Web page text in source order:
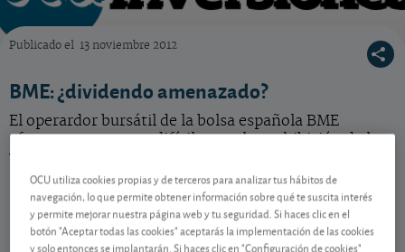
Publicado el 13 noviembre 2012
BME: ¿dividendo amenazado?
El operardor bursátil de la bolsa española BME
afronta unos meses difíciles por la prohibición de las
ventas a corto. ¿Pasará factura a su dividendo?
Contenido reservado a SOCIOS
OCU utiliza cookies propias y de terceros para analizar tus hábitos de
navegación, lo que permite obtener información sobre qué te suscita interés
y permite mejorar nuestra página web y tu seguridad. Si haces clic en el
botón "Aceptar todas las cookies" aceptarás la implementación de las cookies
y solo entonces se implantarán. Si haces clic en "Configuración de cookies"